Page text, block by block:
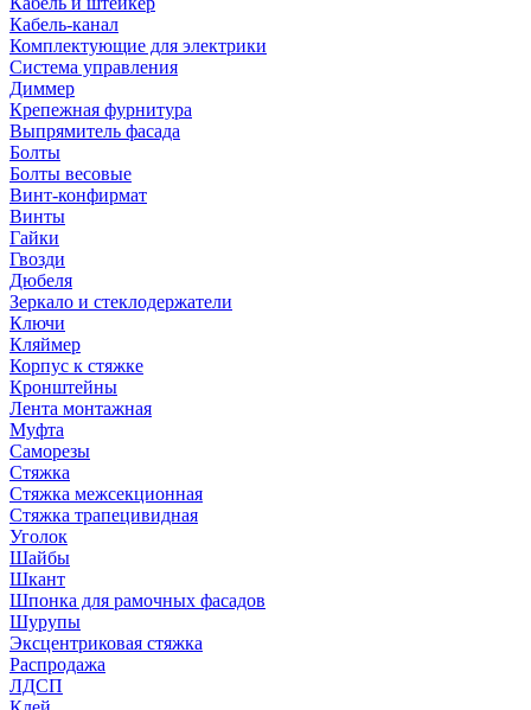
Кабель-канал
Комплектующие для электрики
Система управления
Диммер
Крепежная фурнитура
Выпрямитель фасада
Болты
Болты весовые
Винт-конфирмат
Винты
Гайки
Гвозди
Дюбеля
Зеркало и стеклодержатели
Ключи
Кляймер
Корпус к стяжке
Кронштейны
Лента монтажная
Муфта
Саморезы
Стяжка
Стяжка межсекционная
Стяжка трапецивидная
Уголок
Шайбы
Шкант
Шпонка для рамочных фасадов
Шурупы
Эксцентриковая стяжка
Распродажа
ЛДСП